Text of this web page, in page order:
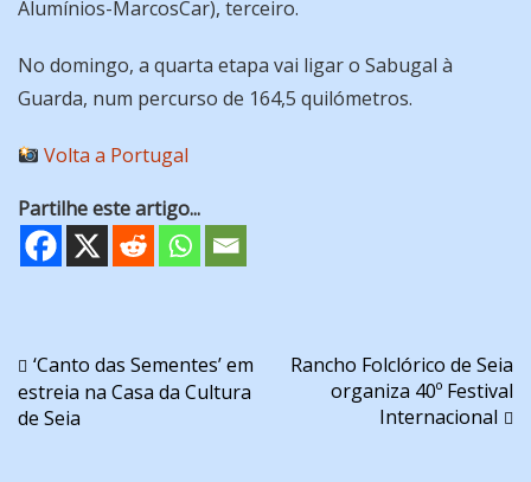
Alumínios-MarcosCar), terceiro.
No domingo, a quarta etapa vai ligar o Sabugal à
Guarda, num percurso de 164,5 quilómetros.
Volta a Portugal
Partilhe este artigo...
Navegação
de
‘Canto das Sementes’ em
estreia na Casa da Cultura
de Seia
Rancho Folclórico de Seia
organiza 40º Festival
Internacional